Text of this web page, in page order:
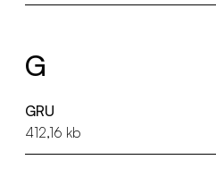
G
GRU
412,16 kb